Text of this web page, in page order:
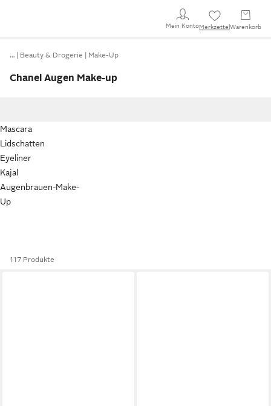
Mein KontoMerkzettel Warenkorb
… Beauty & Drogerie Make-Up
Chanel Augen Make-up
Mascara
Lidschatten
Eyeliner
Kajal
Augenbrauen-Make-
Up
117 Produkte